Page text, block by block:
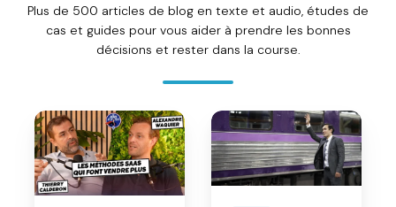
BLOG & MARCHÉ
Nos derniers insights
Plus de 500 articles de blog en texte et audio, études de
cas et guides pour vous aider à prendre les bonnes
décisions et rester dans la course.